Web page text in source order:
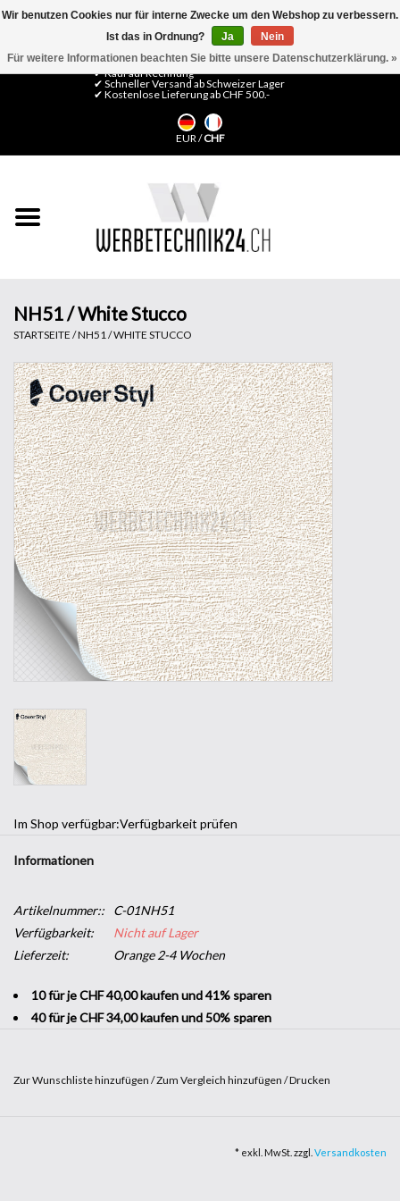
Mein Konto / Kundenkonto anlegen
✔ Kauf auf Rechnung
✔ Schneller Versand ab Schweizer Lager
✔ Kostenlose Lieferung ab CHF 500.-
EUR/CHF
Fertigung & Montage
Werkzeuge
Technik
NH51 / White Stucco
STARTSEITE /NH51 / WHITE STUCCO
Im Shop verfügbar:Verfügbarkeit prüfen
Informationen
Artikelnummer::
C-01NH51
Verfügbarkeit:
Nicht auf Lager
Lieferzeit:
Orange 2-4 Wochen
10 für je CHF 40,00 kaufen und 41% sparen
40 für je CHF 34,00 kaufen und 50% sparen
Zur Wunschliste hinzufügen /Zum Vergleich hinzufügen /Drucken
* exkl. MwSt. zzgl. Versandkosten
Wir benutzen Cookies nur für interne Zwecke um den Webshop zu verbessern.
Ist das in Ordnung?
Ja
Nein
Für weitere Informationen beachten Sie bitte unsere Datenschutzerklärung. »